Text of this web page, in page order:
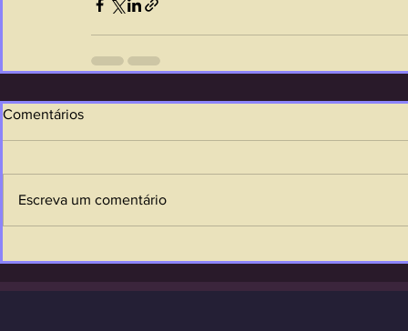
Comentários
Escreva um comentário